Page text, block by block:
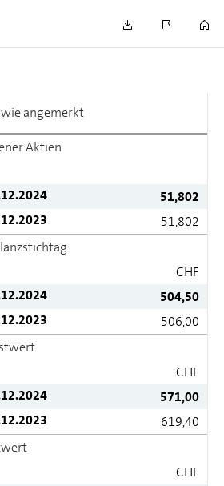
wie angemerkt
Aktien
51,802
51,802
CHF
504,50
506,00
CHF
571,00
619,40
CHF